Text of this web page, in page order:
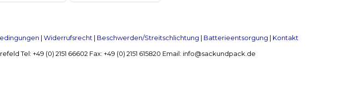
| Widerrufsrecht | Beschwerden/Streitschlichtung | Batterieentsorgung | Kontakt
Tel: +49 (0) 2151 66602 Fax: +49 (0) 2151 615820 Email: info@sackundpack.de